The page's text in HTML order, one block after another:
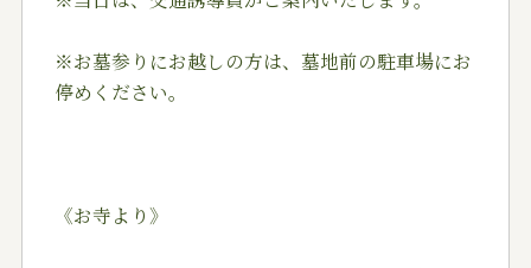
※お墓参りにお越しの方は、墓地前の駐車場にお
停めください。
《お寺より》